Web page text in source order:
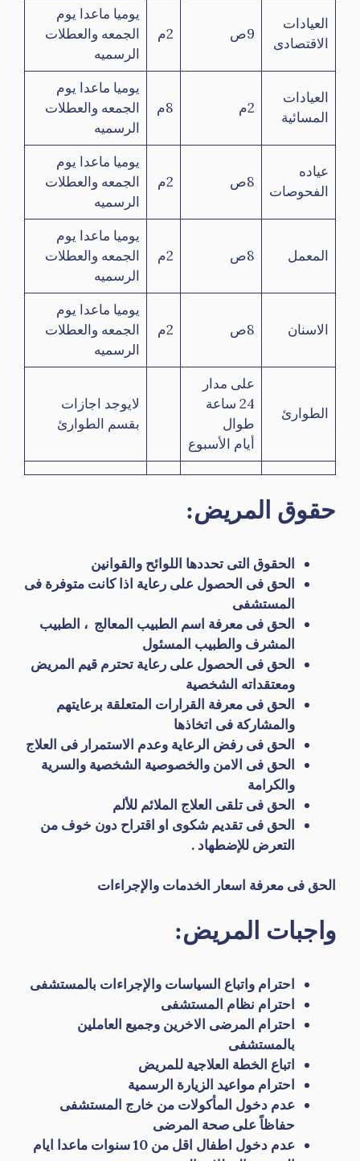
العيادات
الاقتصادى
9ص 2م
يوميا ماعدا يوم
الجمعه والعطلات
الرسميه
العيادات
المسائية
2م 8م
يوميا ماعدا يوم
الجمعه والعطلات
الرسميه
عياده
الفحوصات
8ص 2م
يوميا ماعدا يوم
الجمعه والعطلات
الرسميه
المعمل 8ص 2م
يوميا ماعدا يوم
الجمعه والعطلات
الرسميه
الاسنان 8ص 2م
يوميا ماعدا يوم
الجمعه والعطلات
الرسميه
الطوارئ
على مدار
24 ساعة
طوال
أيام الأسبوع
لايوجد اجازات
بقسم الطوارئ
حقوق المريض:
الحقوق التى تحددها اللوائح والقوانين
الحق فى الحصول على رعاية اذا كانت متوفرة فى
المستشفى
الحق فى معرفة اسم الطبيب المعالج ، الطبيب
المشرف والطبيب المسئول
الحق فى الحصول على رعاية تحترم قيم المريض
ومعتقداته الشخصية
الحق فى معرفة القرارات المتعلقة برعايتهم
والمشاركة فى اتخاذها
الحق فى رفض الرعاية وعدم الاستمرار فى العلاج
الحق فى الامن والخصوصية الشخصية والسرية
والكرامة
الحق فى تلقى العلاج الملائم للألم
الحق فى تقديم شكوى او اقتراح دون خوف من
التعرض للإضطهاد .
الحق فى معرفة اسعار الخدمات والإجراءات
واجبات المريض:
احترام واتباع السياسات والإجراءات بالمستشفى
احترام نظام المستشفى
احترام المرضى الاخرين وجميع العاملين
بالمستشفى
اتباع الخطة العلاجية للمريض
احترام مواعيد الزيارة الرسمية
عدم دخول المأكولات من خارج المستشفى
حفاظاً على صحة المرضى
عدم دخول اطفال اقل من 10 سنوات ماعدا ايام